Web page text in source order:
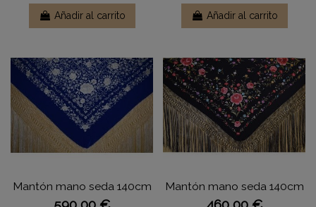
Añadir al carrito Añadir al carrito
Mantón mano seda 140cm Mantón mano seda 140cm